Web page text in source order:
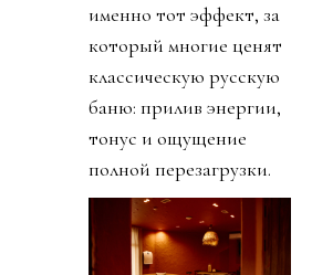
именно тот эффект, за
который многие ценят
классическую русскую
баню: прилив энергии,
тонус и ощущение
полной перезагрузки.